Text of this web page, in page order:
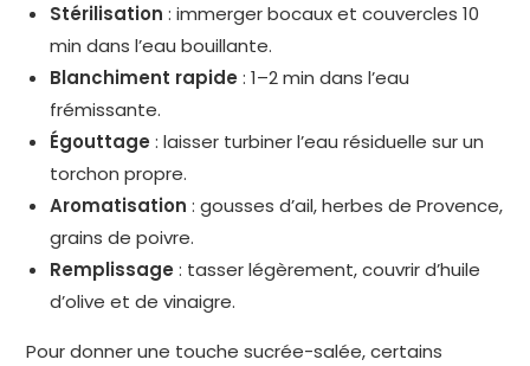
Stérilisation : immerger bocaux et couvercles 10
min dans l’eau bouillante.
Blanchiment rapide : 1–2 min dans l’eau
frémissante.
Égouttage : laisser turbiner l’eau résiduelle sur un
torchon propre.
Aromatisation : gousses d’ail, herbes de Provence,
grains de poivre.
Remplissage : tasser légèrement, couvrir d’huile
d’olive et de vinaigre.
Pour donner une touche sucrée-salée, certains